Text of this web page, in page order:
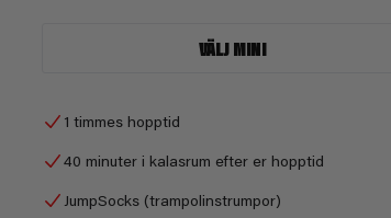
VÄLJ MINI
1 timmes hopptid
40 minuter i kalasrum efter er hopptid
JumpSocks (trampolinstrumpor)